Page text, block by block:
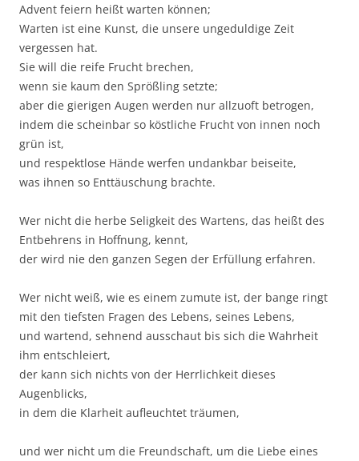
Advent feiern heißt warten können;
Warten ist eine Kunst, die unsere ungeduldige Zeit
vergessen hat.
Sie will die reife Frucht brechen,
wenn sie kaum den Sprößling setzte;
aber die gierigen Augen werden nur allzuoft betrogen,
indem die scheinbar so köstliche Frucht von innen noch
grün ist,
und respektlose Hände werfen undankbar beiseite,
was ihnen so Enttäuschung brachte.
Wer nicht die herbe Seligkeit des Wartens, das heißt des
Entbehrens in Hoffnung, kennt,
der wird nie den ganzen Segen der Erfüllung erfahren.
Wer nicht weiß, wie es einem zumute ist, der bange ringt
mit den tiefsten Fragen des Lebens, seines Lebens,
und wartend, sehnend ausschaut bis sich die Wahrheit
ihm entschleiert,
der kann sich nichts von der Herrlichkeit dieses
Augenblicks,
in dem die Klarheit aufleuchtet träumen,
und wer nicht um die Freundschaft, um die Liebe eines